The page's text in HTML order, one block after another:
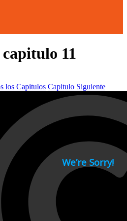
11
los Capitulos Capitulo Siguiente